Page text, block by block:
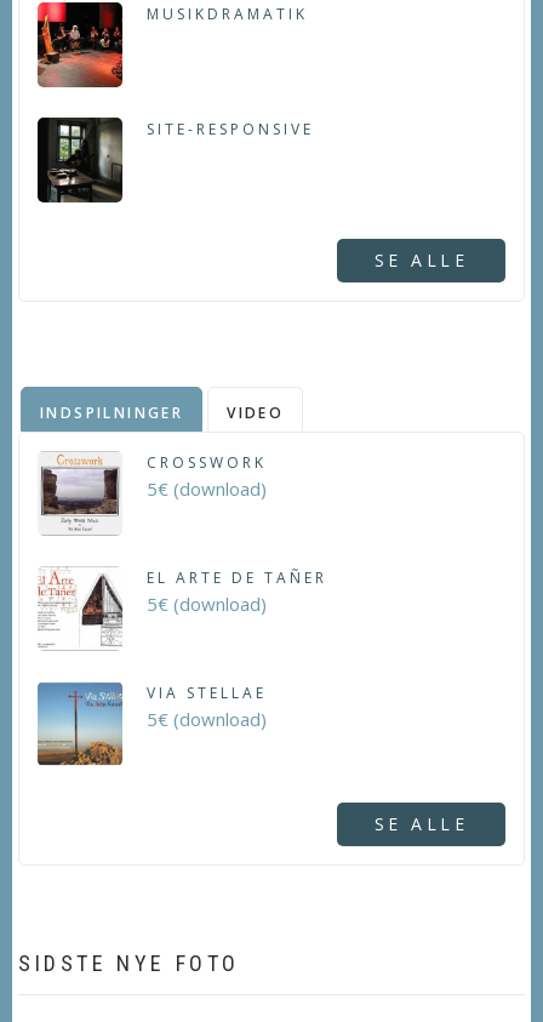
MUSIKDRAMATIK
SITE-RESPONSIVE
SE ALLE
INDSPILNINGER VIDEO
CROSSWORK
5€ (download)
EL ARTE DE TAÑER
5€ (download)
VIA STELLAE
5€ (download)
SE ALLE
SIDSTE NYE FOTO